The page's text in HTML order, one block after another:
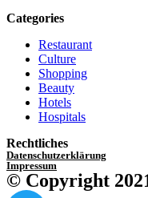
Categories
Restaurant
Culture
Shopping
Beauty
Hotels
Hospitals
Rechtliches
Datenschutzerklärung
Impressum
© Copyright